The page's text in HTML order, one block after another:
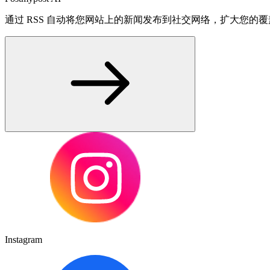
通过 RSS 自动将您网站上的新闻发布到社交网络，扩大您的覆
Instagram